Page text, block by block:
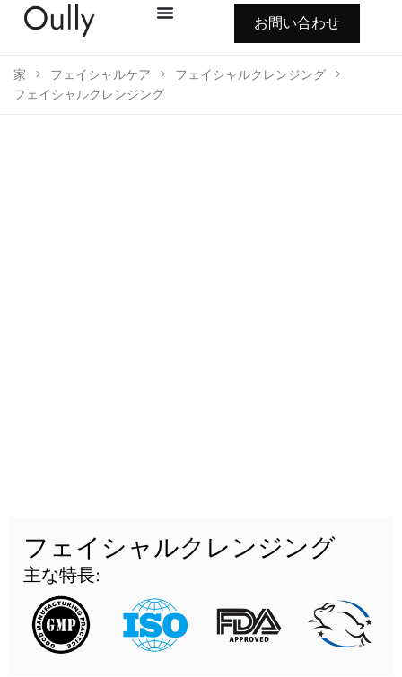
お問い合わせ
家 > フェイシャルケア > フェイシャルクレンジング >
フェイシャルクレンジング
フェイシャルクレンジング
主な特長: